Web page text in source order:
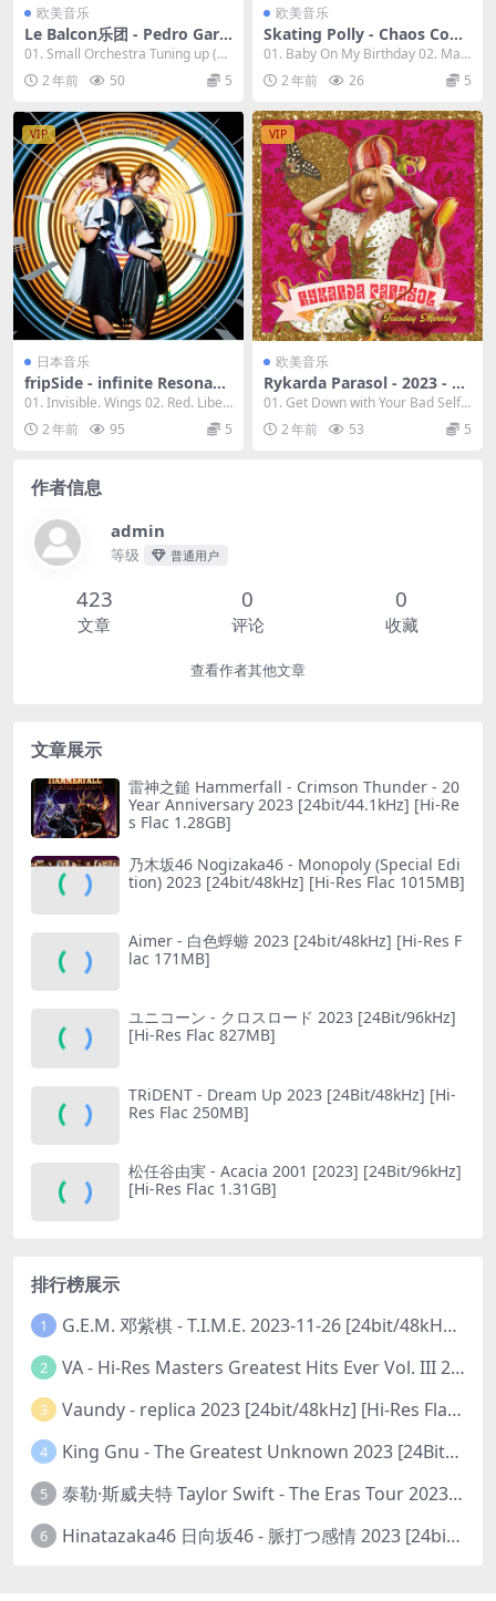
欧美音乐
Le Balcon乐团 - Pedro Garcí
a-Velásquez (2023) [24bit/9
6kHz] [Hi-Res Flac 849MB]
01. Small Orchestra Tuning up (Li
ve) 02....
2 年前 50 5
欧美音乐
Skating Polly - Chaos Coun
ty Line 2023 [24Bit/44.1kH
z] [Hi-Res Flac 767MB]
01. Baby On My Birthday 02. Mas
querade 0...
2 年前 26 5
VIP
日本音乐
fripSide - infinite Resonanc
e 2 2023 [24bit/96kHz] [Hi-
Res Flac 1.03GB]
01. Invisible. Wings 02. Red. Liber
ation...
2 年前 95 5
VIP
欧美音乐
Rykarda Parasol - 2023 - Tu
esday Morning [24bit/44.1
kHz] [Hi-Res Flac 495MB]
01. Get Down with Your Bad Self
[00:04:2...
2 年前 53 5
作者信息
admin
等级 普通用户
423
文章
0
评论
0
收藏
查看作者其他文章
文章展示
雷神之鎚 Hammerfall - Crimson Thunder - 20
Year Anniversary 2023 [24bit/44.1kHz] [Hi-Re
s Flac 1.28GB]
乃木坂46 Nogizaka46 - Monopoly (Special Edi
tion) 2023 [24bit/48kHz] [Hi-Res Flac 1015MB]
Aimer - 白色蜉蝣 2023 [24bit/48kHz] [Hi-Res F
lac 171MB]
ユニコーン - クロスロード 2023 [24Bit/96kHz]
[Hi-Res Flac 827MB]
TRiDENT - Dream Up 2023 [24Bit/48kHz] [Hi-
Res Flac 250MB]
松任谷由実 - Acacia 2001 [2023] [24Bit/96kHz]
[Hi-Res Flac 1.31GB]
排行榜展示
1 G.E.M. 邓紫棋 - T.I.M.E. 2023-11-26 [24bit/48kHz] [Hi-Res Flac 313MB]
2 VA - Hi-Res Masters Greatest Hits Ever Vol. III 2023 [24Bit/192kHz] [Hi-Res Flac 10.5GB]
3 Vaundy - replica 2023 [24bit/48kHz] [Hi-Res Flac 1.6GB]
4 King Gnu - The Greatest Unknown 2023 [24Bit/48kHz] [Hi-Res Flac 752MB]
5 泰勒·斯威夫特 Taylor Swift - The Eras Tour 2023 [24bit/44.1kHz] [Hi-Res Flac 2.02GB]
6 Hinatazaka46 日向坂46 - 脈打つ感情 2023 [24bit/96kHz] [Hi-Res Flac 3.3GB]